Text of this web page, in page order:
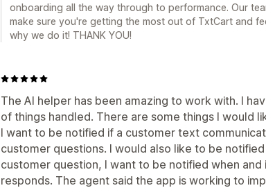
onboarding all the way through to performance. Our
make sure you're getting the most out of TxtCart and
why we do it! THANK YOU!
The AI helper has been amazing to work with. I
of things handled. There are some things I would
I want to be notified if a customer text
customer questions. I would also like to be
customer question, I want to be notified when
responds. The agent said the app is working to